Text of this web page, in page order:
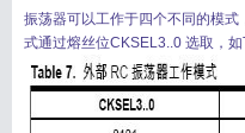
振荡器可以工作于四个不同的模
式通过熔丝位CKSEL3..0 选取，如